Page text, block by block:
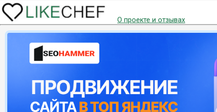
О проекте и отзывах